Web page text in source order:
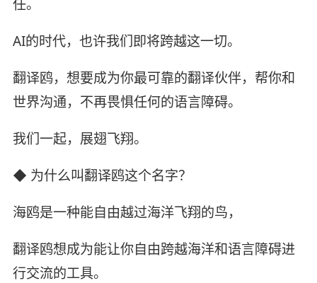
任。
AI的时代，也许我们即将跨越这一切。
翻译鸥，想要成为你最可靠的翻译伙伴，帮你和
世界沟通，不再畏惧任何的语言障碍。
我们一起，展翅飞翔。
◆ 为什么叫翻译鸥这个名字？
海鸥是一种能自由越过海洋飞翔的鸟，
翻译鸥想成为能让你自由跨越海洋和语言障碍进
行交流的工具。